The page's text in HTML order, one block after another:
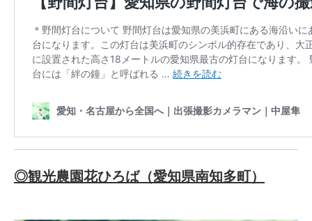
◎観光農園花ひろば（愛知県南知多町）